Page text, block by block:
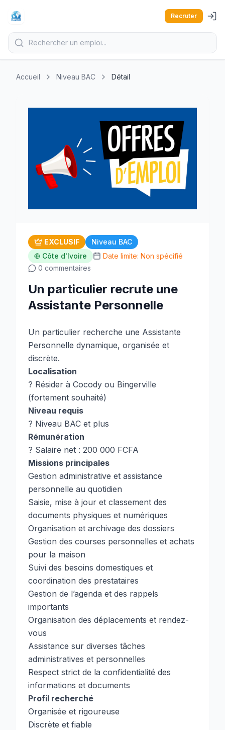
Recruter
Accueil Niveau BAC Détail
EXCLUSIF
Niveau BAC
Côte d'Ivoire
Date limite: Non spécifié
0 commentaires
Un particulier recrute une
Assistante Personnelle
Un particulier recherche une Assistante
Personnelle dynamique, organisée et
discrète.
Localisation
? Résider à Cocody ou Bingerville
(fortement souhaité)
Niveau requis
? Niveau BAC et plus
Rémunération
? Salaire net : 200 000 FCFA
Missions principales
Gestion administrative et assistance
personnelle au quotidien
Saisie, mise à jour et classement des
documents physiques et numériques
Organisation et archivage des dossiers
Gestion des courses personnelles et achats
pour la maison
Suivi des besoins domestiques et
coordination des prestataires
Gestion de l’agenda et des rappels
importants
Organisation des déplacements et rendez-
vous
Assistance sur diverses tâches
administratives et personnelles
Respect strict de la confidentialité des
informations et documents
Profil recherché
Organisée et rigoureuse
Discrète et fiable